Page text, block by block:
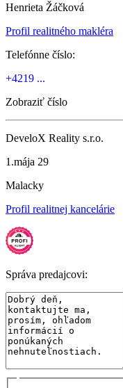
Henrieta Žáčková
Profil realitného makléra
Telefónne číslo:
+4219 ...
Zobraziť číslo
DeveloX Reality s.r.o.
1.mája 29
Malacky
Profil realitnej kancelárie
Správa predajcovi: